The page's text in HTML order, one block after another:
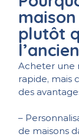
plutôt
Acheter une
rapide, mais
des
–
de maisons